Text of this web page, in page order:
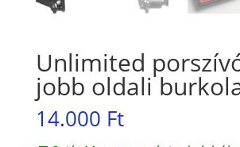
Unlimited
jobb oldali
14.000 Ft